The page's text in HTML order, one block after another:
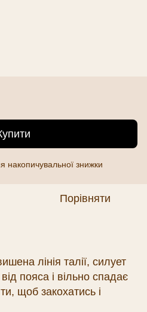
накопичувальної знижки
Порівняти
лінія талії, силует
пояса і вільно спадає
щоб закохатись і